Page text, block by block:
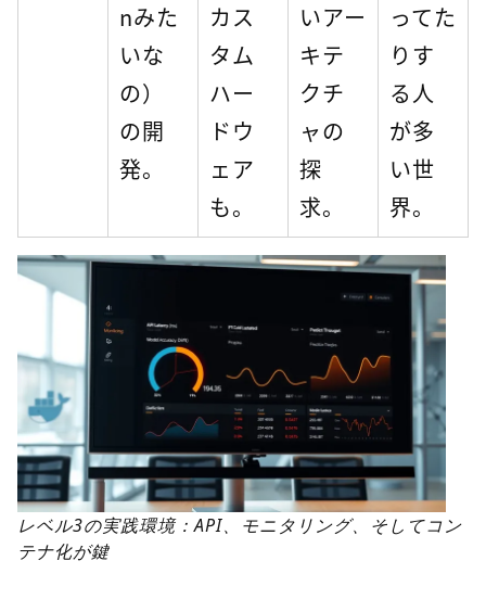
nみた
いな
の）
の開
発。
カス
タム
ハー
ドウ
ェア
も。
いアー
キテ
クチ
ャの
探
求。
ってた
りす
る人
が多
い世
界。
レベル3の実践環境：API、モニタリング、そしてコン
テナ化が鍵